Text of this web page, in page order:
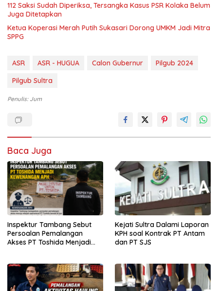
112 Saksi Sudah Diperiksa, Tersangka Kasus PSR Kolaka Belum
Juga Ditetapkan
Ketua Koperasi Merah Putih Sukasari Dorong UMKM Jadi Mitra
SPPG
ASR ASR - HUGUA Calon Gubernur
Pilgub 2024
Pilgub Sultra
Penulis: Jum
Baca Juga
Inspektur Tambang Sebut
Persoalan Pemalangan
Akses PT Toshida Menjadi
Kejati Sultra Dalami Laporan
KPH soal Kontrak PT Antam
dan PT SJS